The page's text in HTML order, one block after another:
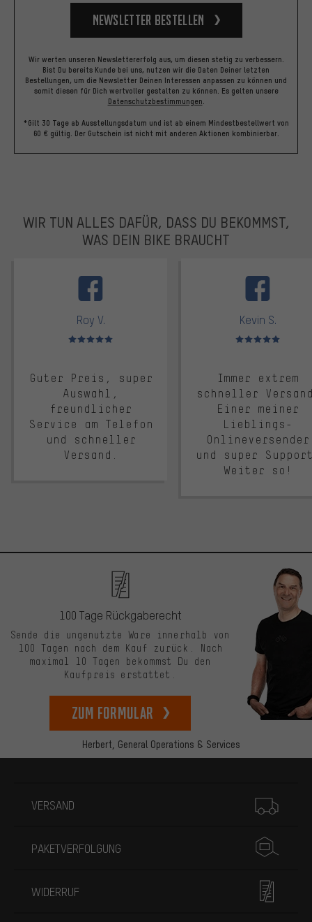
Newsletter bestellen
Wir werten unseren Newslettererfolg aus, um diesen stetig zu verbessern.
Bist Du bereits Kunde bei uns, nutzen wir die Daten Deiner letzten
Bestellungen, um die Newsletter Deinen Interessen anpassen zu können und
somit diesen für Dich wertvoller gestalten zu können. Es gelten unsere
Datenschutzbestimmungen.
*Gilt 30 Tage ab Ausstellungsdatum und ist ab einem Mindestbestellwert von
60 € gültig. Der Gutschein ist nicht mit anderen Aktionen kombinierbar.
WIR TUN ALLES DAFÜR, DASS DU BEKOMMST,
WAS DEIN BIKE BRAUCHT
Roy V.
Bewertungen: 5 von 5
Guter Preis, super
Auswahl,
freundlicher
Service am Telefon
und schneller
Versand.
Kevin S.
Bewertungen: 5 von 5
Immer extrem
schneller
Einer meiner
Lieblings-
Onlineversender
und super
Weiter so!
Herbert, General Operations & Services
100 Tage Rückgaberecht
Sende die ungenutzte Ware innerhalb von
100 Tagen nach dem Kauf zurück. Nach
maximal 10 Tagen bekommst Du den
Kaufpreis erstattet.
zum Formular
VERSAND
PAKETVERFOLGUNG
WIDERRUF